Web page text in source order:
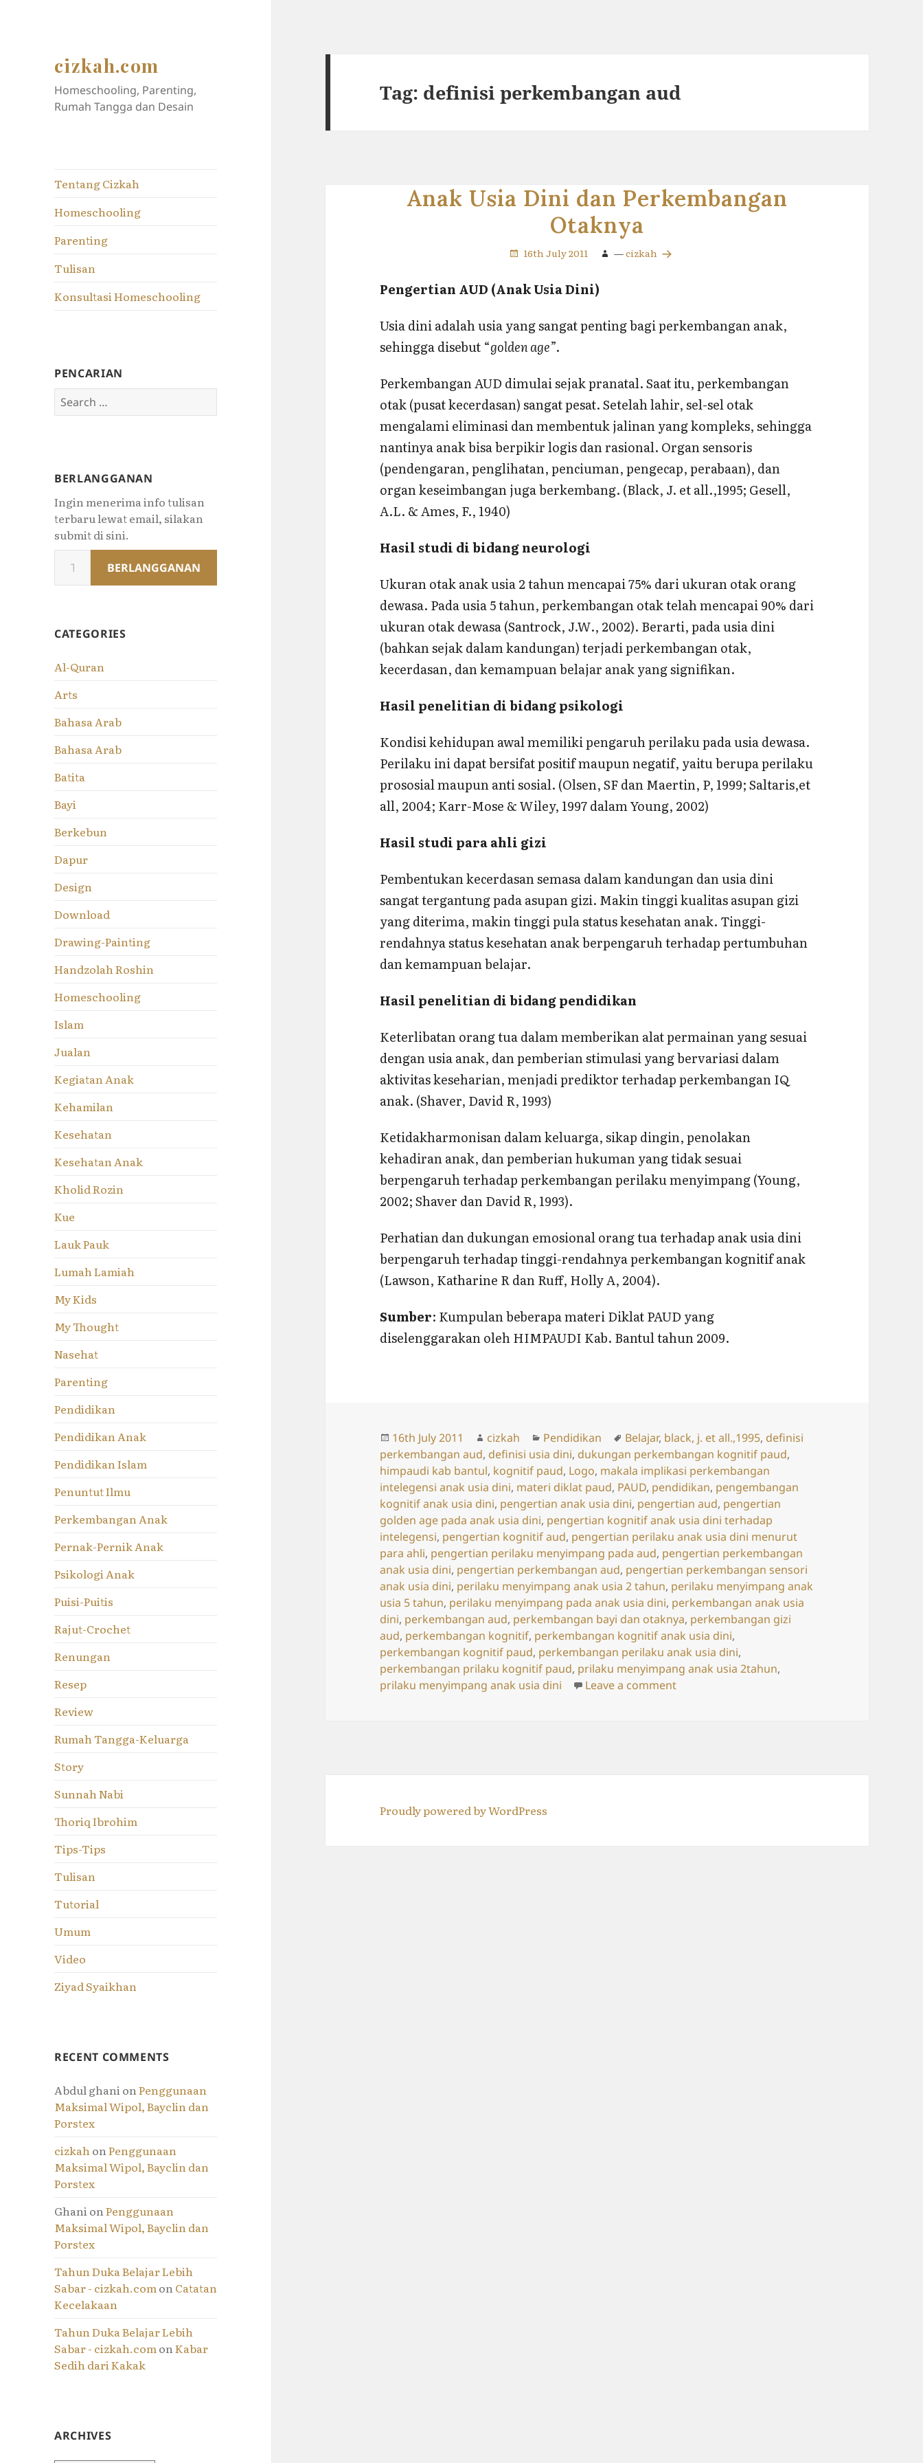
cizkah.com
Homeschooling, Parenting,
Rumah Tangga dan Desain
Tentang Cizkah
Homeschooling
Parenting
Tulisan
Konsultasi Homeschooling
PENCARIAN
Search
for:
BERLANGGANAN
Ingin menerima info tulisan
terbaru lewat email, silakan
submit di sini.
your
email…
BERLANGGANAN
CATEGORIES
Al-Quran
Arts
Bahasa Arab
Bahasa Arab
Batita
Bayi
Berkebun
Dapur
Design
Download
Drawing-Painting
Handzolah Roshin
Homeschooling
Islam
Jualan
Kegiatan Anak
Kehamilan
Kesehatan
Kesehatan Anak
Kholid Rozin
Kue
Lauk Pauk
Lumah Lamiah
My Kids
My Thought
Nasehat
Parenting
Pendidikan
Pendidikan Anak
Pendidikan Islam
Penuntut Ilmu
Perkembangan Anak
Pernak-Pernik Anak
Psikologi Anak
Puisi-Puitis
Rajut-Crochet
Renungan
Resep
Review
Rumah Tangga-Keluarga
Story
Sunnah Nabi
Thoriq Ibrohim
Tips-Tips
Tulisan
Tutorial
Umum
Video
Ziyad Syaikhan
RECENT COMMENTS
Abdul ghanionPenggunaan
Maksimal Wipol, Bayclin dan
Porstex
cizkahonPenggunaan
Maksimal Wipol, Bayclin dan
Porstex
GhanionPenggunaan
Maksimal Wipol, Bayclin dan
Porstex
Tahun Duka Belajar Lebih
Sabar - cizkah.comonCatatan
Kecelakaan
Tahun Duka Belajar Lebih
Sabar - cizkah.comonKabar
Sedih dari Kakak
ARCHIVES
Tag: definisi perkembangan aud
Anak Usia Dini dan Perkembangan
Otaknya
16th July 2011 —cizkah
Pengertian AUD (Anak Usia Dini)
Usia dini adalah usia yang sangat penting bagi perkembangan anak,
sehingga disebut “golden age”.
Perkembangan AUD dimulai sejak pranatal. Saat itu, perkembangan
otak (pusat kecerdasan) sangat pesat. Setelah lahir, sel-sel otak
mengalami eliminasi dan membentuk jalinan yang kompleks, sehingga
nantinya anak bisa berpikir logis dan rasional. Organ sensoris
(pendengaran, penglihatan, penciuman, pengecap, perabaan), dan
organ keseimbangan juga berkembang. (Black, J. et all.,1995; Gesell,
A.L. & Ames, F., 1940)
Hasil studi di bidang neurologi
Ukuran otak anak usia 2 tahun mencapai 75% dari ukuran otak orang
dewasa. Pada usia 5 tahun, perkembangan otak telah mencapai 90% dari
ukuran otak dewasa (Santrock, J.W., 2002). Berarti, pada usia dini
(bahkan sejak dalam kandungan) terjadi perkembangan otak,
kecerdasan, dan kemampuan belajar anak yang signifikan.
Hasil penelitian di bidang psikologi
Kondisi kehidupan awal memiliki pengaruh perilaku pada usia dewasa.
Perilaku ini dapat bersifat positif maupun negatif, yaitu berupa perilaku
prososial maupun anti sosial. (Olsen, SF dan Maertin, P, 1999; Saltaris,et
all, 2004; Karr-Mose & Wiley, 1997 dalam Young, 2002)
Hasil studi para ahli gizi
Pembentukan kecerdasan semasa dalam kandungan dan usia dini
sangat tergantung pada asupan gizi. Makin tinggi kualitas asupan gizi
yang diterima, makin tinggi pula status kesehatan anak. Tinggi-
rendahnya status kesehatan anak berpengaruh terhadap pertumbuhan
dan kemampuan belajar.
Hasil penelitian di bidang pendidikan
Keterlibatan orang tua dalam memberikan alat permainan yang sesuai
dengan usia anak, dan pemberian stimulasi yang bervariasi dalam
aktivitas keseharian, menjadi prediktor terhadap perkembangan IQ
anak. (Shaver, David R, 1993)
Ketidakharmonisan dalam keluarga, sikap dingin, penolakan
kehadiran anak, dan pemberian hukuman yang tidak sesuai
berpengaruh terhadap perkembangan perilaku menyimpang (Young,
2002; Shaver dan David R, 1993).
Perhatian dan dukungan emosional orang tua terhadap anak usia dini
berpengaruh terhadap tinggi-rendahnya perkembangan kognitif anak
(Lawson, Katharine R dan Ruff, Holly A, 2004).
Sumber: Kumpulan beberapa materi Diklat PAUD yang
diselenggarakan oleh HIMPAUDI Kab. Bantul tahun 2009.
Posted
on
16th July 2011 Author
cizkah Categories
Pendidikan Tags
Belajar, black, j. et all.,1995, definisi
perkembangan aud, definisi usia dini, dukungan perkembangan kognitif paud,
himpaudi kab bantul, kognitif paud, Logo, makala implikasi perkembangan
intelegensi anak usia dini, materi diklat paud, PAUD, pendidikan, pengembangan
kognitif anak usia dini, pengertian anak usia dini, pengertian aud, pengertian
golden age pada anak usia dini, pengertian kognitif anak usia dini terhadap
intelegensi, pengertian kognitif aud, pengertian perilaku anak usia dini menurut
para ahli, pengertian perilaku menyimpang pada aud, pengertian perkembangan
anak usia dini, pengertian perkembangan aud, pengertian perkembangan sensori
anak usia dini, perilaku menyimpang anak usia 2 tahun, perilaku menyimpang anak
usia 5 tahun, perilaku menyimpang pada anak usia dini, perkembangan anak usia
dini, perkembangan aud, perkembangan bayi dan otaknya, perkembangan gizi
aud, perkembangan kognitif, perkembangan kognitif anak usia dini,
perkembangan kognitif paud, perkembangan perilaku anak usia dini,
perkembangan prilaku kognitif paud, prilaku menyimpang anak usia 2tahun,
prilaku menyimpang anak usia dini
Leave a commenton Anak Usia Dini dan Perkembangan Otaknya
Proudly powered by WordPress